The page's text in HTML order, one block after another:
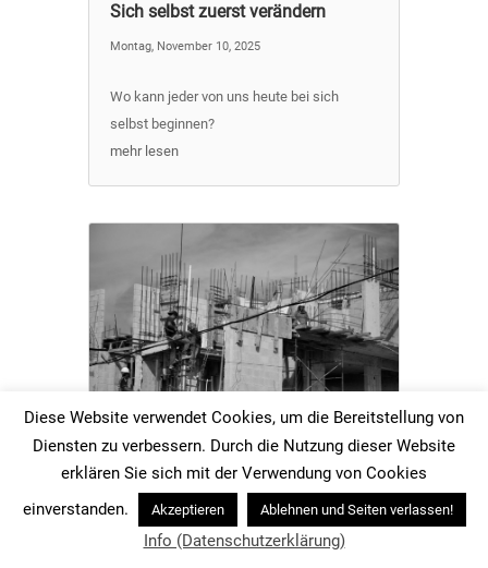
Sich selbst zuerst verändern
Montag, November 10, 2025
Wo kann jeder von uns heute bei sich
selbst beginnen?
mehr lesen
Wir brauchen mutige Utopien,
Prognosen der Zukunft durch
Projektion der Gegenwart genügen
nicht.
Diese Website verwendet Cookies, um die Bereitstellung von
Diensten zu verbessern. Durch die Nutzung dieser Website
erklären Sie sich mit der Verwendung von Cookies
einverstanden.
Akzeptieren Ablehnen und Seiten verlassen!
Info (Datenschutzerklärung)